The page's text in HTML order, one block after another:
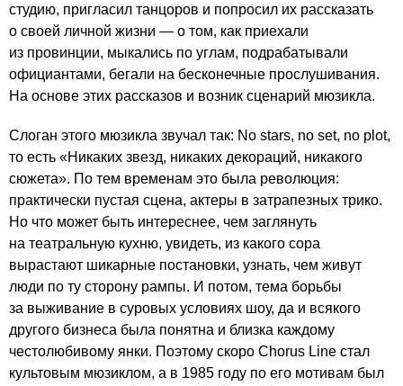
студию, пригласил танцоров и попросил их рассказать
о своей личной жизни — о том, как приехали
из провинции, мыкались по углам, подрабатывали
официантами, бегали на бесконечные прослушивания.
На основе этих рассказов и возник сценарий мюзикла.
Слоган этого мюзикла звучал так: No stars, no set, no plot,
то есть «Никаких звезд, никаких декораций, никакого
сюжета». По тем временам это была революция:
практически пустая сцена, актеры в затрапезных трико.
Но что может быть интереснее, чем заглянуть
на театральную кухню, увидеть, из какого сора
вырастают шикарные постановки, узнать, чем живут
люди по ту сторону рампы. И потом, тема борьбы
за выживание в суровых условиях шоу, да и всякого
другого бизнеса была понятна и близка каждому
честолюбивому янки. Поэтому скоро Chorus Line стал
культовым мюзиклом, а в 1985 году по его мотивам был